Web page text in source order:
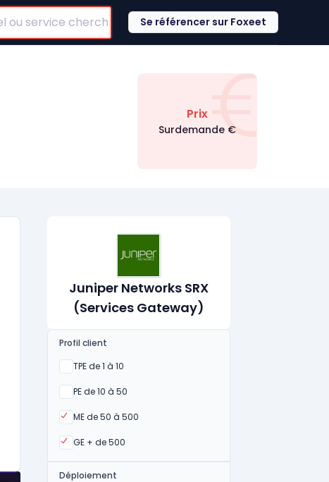
Se référencer sur Foxeet
€
Prix
Surdemande €
Juniper Networks SRX
(Services Gateway)
Profil client
TPE de 1 à 10
Oui
PE de 10 à 50
Oui
ME de 50 à 500
Oui
GE + de 500
Oui
Déploiement